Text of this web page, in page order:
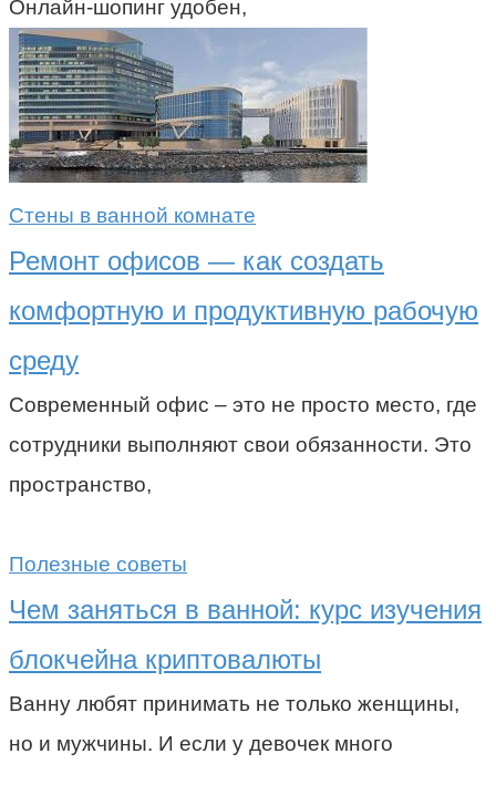
Онлайн-шопинг удобен,
Стены в ванной комнате
Ремонт офисов — как создать
комфортную и продуктивную рабочую
среду
Современный офис – это не просто место, где
сотрудники выполняют свои обязанности. Это
пространство,
Полезные советы
Чем заняться в ванной: курс изучения
блокчейна криптовалюты
Ванну любят принимать не только женщины,
но и мужчины. И если у девочек много